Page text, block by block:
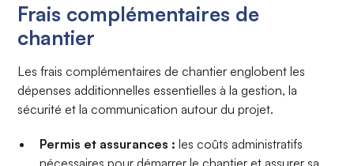
Frais complémentaires de
chantier
Les frais complémentaires de chantier englobent les
dépenses additionnelles essentielles à la gestion, la
sécurité et la communication autour du projet.
Permis et assurances :les coûts administratifs